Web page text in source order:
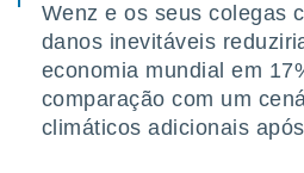
Wenz e os seus colegas
danos inevitáveis
economia mundial em
comparação com um
climáticos adicionais